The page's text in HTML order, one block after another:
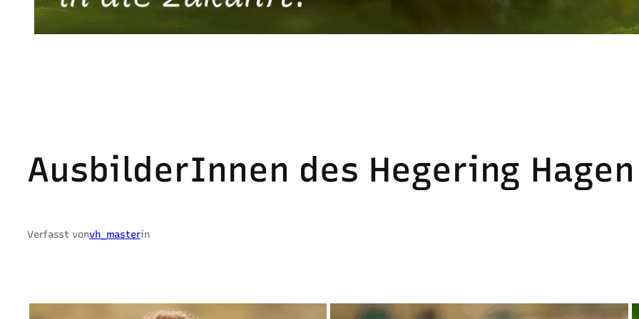
AusbilderInnen des Hegering
Verfasst vonvh_masterin